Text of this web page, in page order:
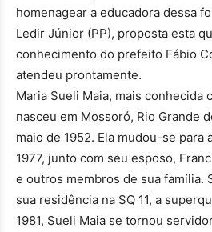
homenagear a educadora dessa
Ledir Júnior (PP), proposta esta
conhecimento do prefeito Fábio
atendeu prontamente.
Maria Sueli Maia, mais conhecida
nasceu em Mossoró, Rio Grande
maio de 1952. Ela mudou-se para
1977, junto com seu esposo,
e outros membros de sua família.
sua residência na SQ 11, a
1981, Sueli Maia se tornou